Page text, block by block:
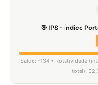
🎯 IPS - Índice
Saldo: -134 • Rotatividade
total):